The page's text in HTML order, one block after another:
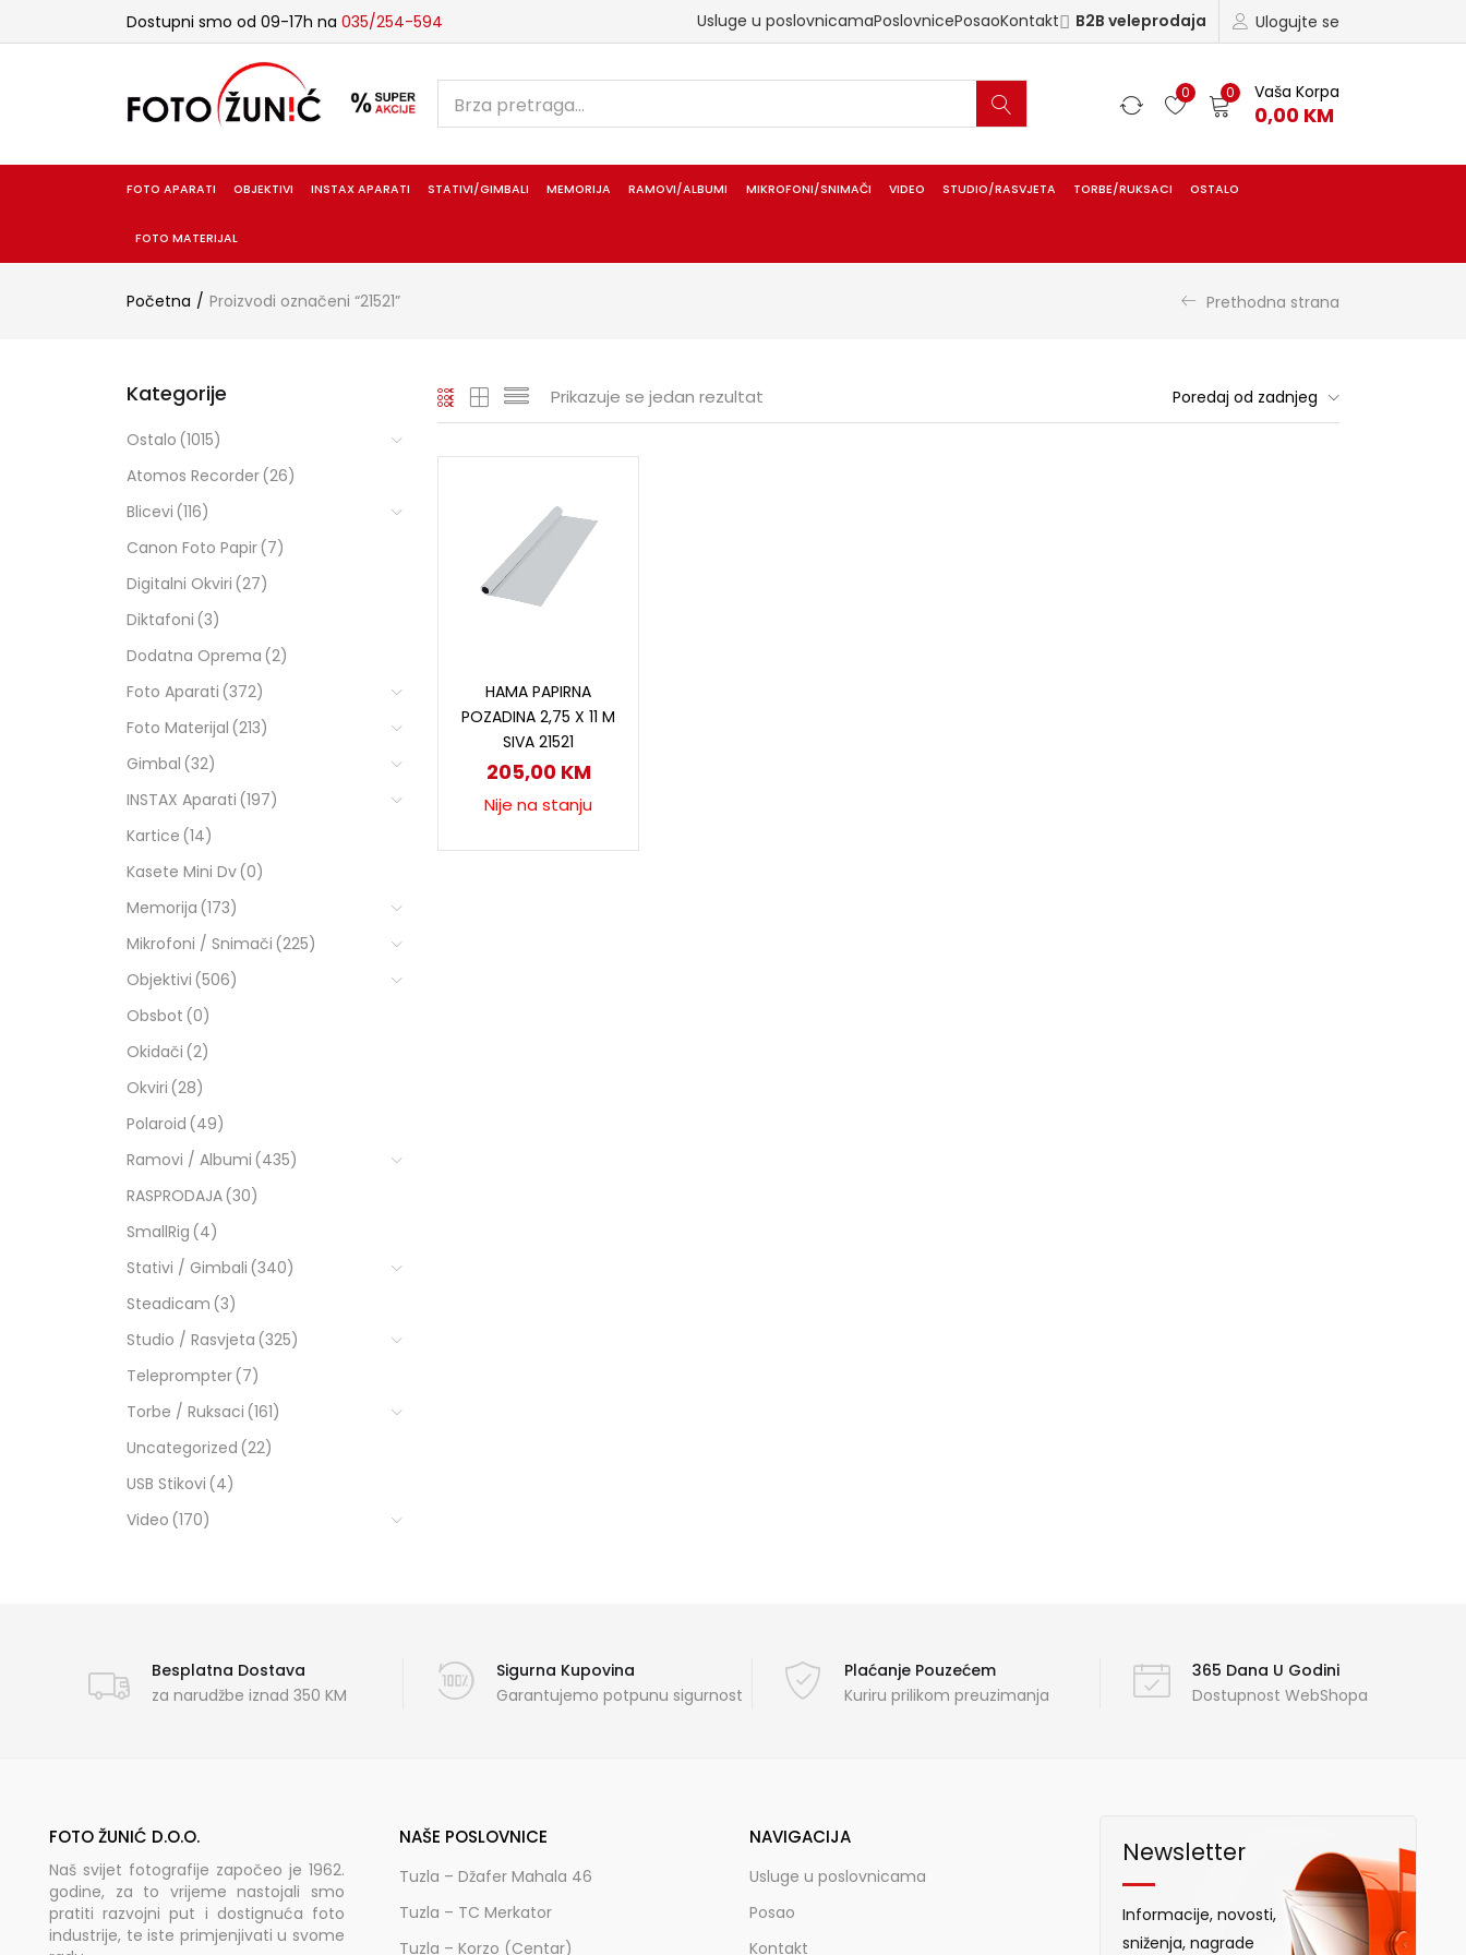
Dostupni smo od 09-17h na 035/254-594 Ulogujte se
Usluge u poslovnicamaPoslovnicePosaoKontakt B2B veleprodaja
0 0 Vaša Korpa
0,00 KM
FOTO APARATI OBJEKTIVI INSTAX APARATI STATIVI/GIMBALI MEMORIJA RAMOVI/ALBUMI MIKROFONI/SNIMAČI VIDEO STUDIO/RASVJETA TORBE/RUKSACI OSTALO
FOTO MATERIJAL
Početna Proizvodi označeni “21521” Prethodna strana
Prikazuje se jedan rezultat Poredaj od zadnjeg
HAMA PAPIRNA
POZADINA 2,75 X 11 M
SIVA 21521
205,00 KM
Nije na stanju
Kategorije
Ostalo (1015)
Atomos Recorder(26)
Blicevi (116)
Canon Foto Papir(7)
Digitalni Okviri (27)
Diktafoni (3)
Dodatna Oprema (2)
Foto Aparati (372)
Foto Materijal (213)
Gimbal (32)
INSTAX Aparati (197)
Kartice (14)
Kasete Mini Dv(0)
Memorija (173)
Mikrofoni / Snimači (225)
Objektivi (506)
Obsbot (0)
Okidači (2)
Okviri (28)
Polaroid (49)
Ramovi / Albumi (435)
RASPRODAJA(30)
SmallRig (4)
Stativi / Gimbali (340)
Steadicam (3)
Studio / Rasvjeta (325)
Teleprompter(7)
Torbe / Ruksaci (161)
Uncategorized (22)
USB Stikovi (4)
Video (170)
Besplatna Dostava
za narudžbe iznad 350 KM
Sigurna Kupovina
Garantujemo potpunu sigurnost
Plaćanje Pouzećem
Kuriru prilikom preuzimanja
365 Dana U Godini
Dostupnost WebShopa
FOTO ŽUNIĆ D.O.O.
Naš svijet fotografije započeo je 1962.
godine, za to vrijeme nastojali smo
pratiti razvojni put i dostignuća foto
industrije, te iste primjenjivati u svome
NAŠE POSLOVNICE
Tuzla – Džafer Mahala 46
Tuzla – TC Merkator
Tuzla – Korzo (Centar)
NAVIGACIJA
Usluge u poslovnicama
Posao
Kontakt
Newsletter
Informacije, novosti,
sniženja, nagrade